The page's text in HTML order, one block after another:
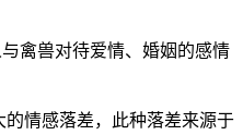
禽兽对待爱情、婚姻的感情
情感落差，此种落差来源于